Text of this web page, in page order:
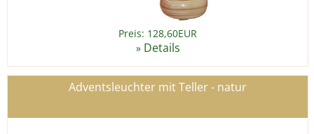
Preis: 128,60EUR
» Details
Adventsleuchter mit Teller - natur